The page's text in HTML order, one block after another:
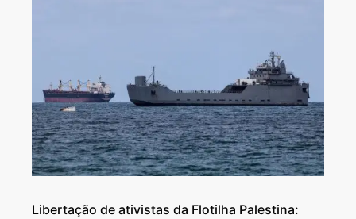
Libertação de ativistas da Flotilha Palestina: